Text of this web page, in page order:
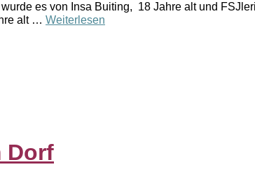
es von Insa Buiting, 18 Jahre alt und
alt … Weiterlesen
Dorf